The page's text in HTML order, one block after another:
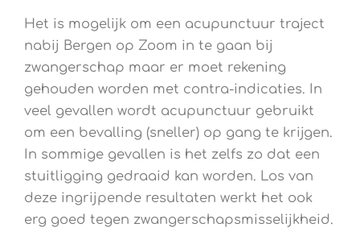
Het is mogelijk om een acupunctuur traject
nabij Bergen op Zoom in te gaan bij
zwangerschap maar er moet rekening
gehouden worden met contra-indicaties. In
veel gevallen wordt acupunctuur gebruikt
om een bevalling (sneller) op gang te krijgen.
In sommige gevallen is het zelfs zo dat een
stuitligging gedraaid kan worden. Los van
deze ingrijpende resultaten werkt het ook
erg goed tegen zwangerschapsmisselijkheid.